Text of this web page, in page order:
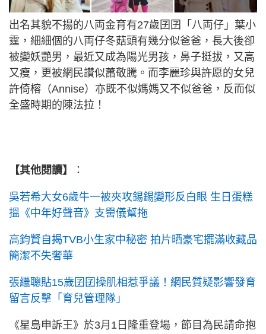
出名其貌不揚的八両金育有27歲囝囝「八両仔」葉小
霆，細細個的八両仔冬菇頭有幾分似爸爸，長大後卻
被變妖艷男，最近又成為陽光男孩，鼻子挺拔，又高
又瘦，更被網民讚似蕭敬騰。而李麗珍與許愿的女兒
許倚榕（Annise）亦既不似媽媽又不似爸爸，反而似
全盛時期的陳法拉！
【其他閱讀】 ：
吳若希大女6歲牛一被夾攻錫錫變形反白眼 生日蛋糕
搵《中年好聲音》支嚳儀幫拖
高鈞賢自揭TVB小生家中秘密 拍片晒豪宅擺滿收藏品
簡潔不失奢華
張繼聰貼15歲囝囝操肌相惹爭議！網民質疑影響發育
留言反擊「育兒管理隊」
《星島申訴王》於3月1日隆重登場，節目為民請命抱